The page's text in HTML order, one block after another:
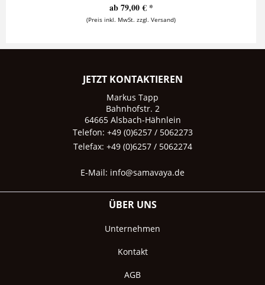
ab 79,00 € *
(Preis inkl. MwSt. zzgl. Versand)
JETZT KONTAKTIEREN
Markus Tapp
Bahnhofstr. 2
64665 Alsbach-Hähnlein
Telefon: +49 (0)6257 / 5062273
Telefax: +49 (0)6257 / 5062274
E-Mail: info@samavaya.de
ÜBER UNS
Unternehmen
Kontakt
AGB